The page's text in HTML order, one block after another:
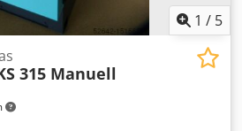
1 / 5
315 Manuell